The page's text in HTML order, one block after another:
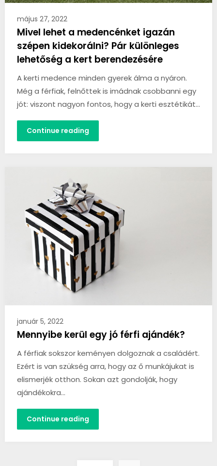
május 27, 2022
Mivel lehet a medencénket igazán
szépen kidekorálni? Pár különleges
lehetőség a kert berendezésére
A kerti medence minden gyerek álma a nyáron.
Még a férfiak, felnőttek is imádnak csobbanni egy
jót: viszont nagyon fontos, hogy a kerti esztétikát…
Continue reading
január 5, 2022
Mennyibe kerül egy jó férfi ajándék?
A férfiak sokszor keményen dolgoznak a családért.
Ezért is van szükség arra, hogy az ő munkájukat is
elismerjék otthon. Sokan azt gondolják, hogy
ajándékokra…
Continue reading